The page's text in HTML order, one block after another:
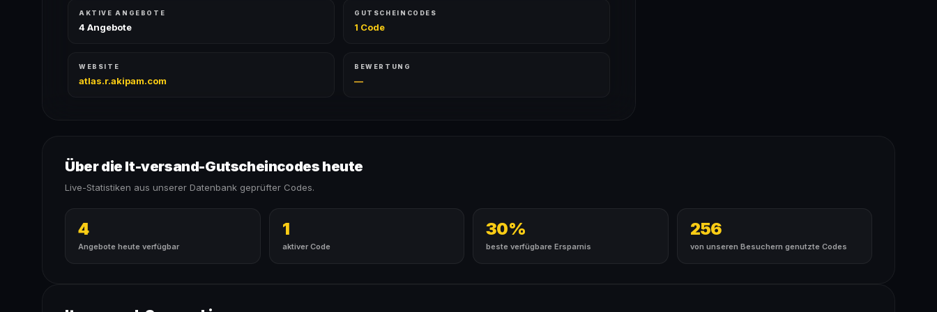
AKTIVE ANGEBOTE
4 Angebote
GUTSCHEINCODES
1 Code
WEBSITE
atlas.r.akipam.com
BEWERTUNG
—
Über die It-versand-Gutscheincodes heute
Live-Statistiken aus unserer Datenbank geprüfter Codes.
4
Angebote heute verfügbar
1
aktiver Code
30%
beste verfügbare Ersparnis
256
von unseren Besuchern genutzte Codes